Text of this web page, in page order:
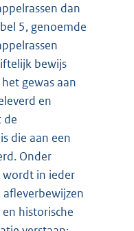
dan
5, genoemde
bewijs
gewas aan
en
de
die aan een
Onder
in ieder
afleverbewijzen
historische